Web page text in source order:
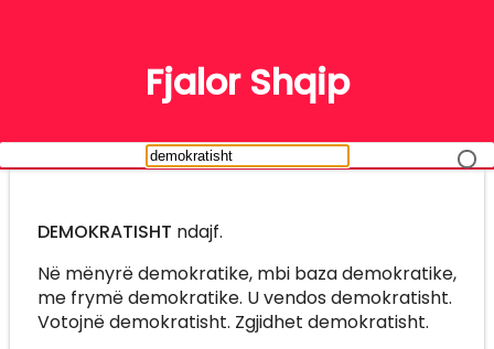
Fjalor Shqip
DEMOKRATISHT ndajf.
Në mënyrë demokratike, mbi baza demokratike,
me frymë demokratike. U vendos demokratisht.
Votojnë demokratisht. Zgjidhet demokratisht.